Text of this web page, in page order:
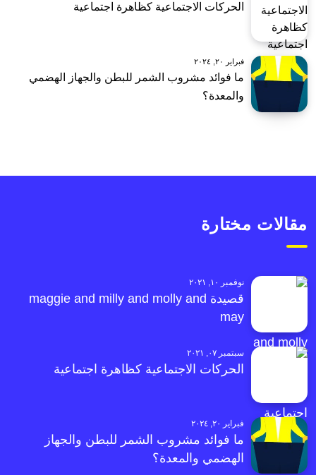
الحركات الاجتماعية كظاهرة اجتماعية
فبراير ٢٠, ٢٠٢٤
ما فوائد مشروب الشمر للبطن والجهاز الهضمي
والمعدة؟
مقالات مختارة
نوفمبر ١٠, ٢٠٢١
قصيدة maggie and milly and molly and
may
سبتمبر ٠٧, ٢٠٢١
الحركات الاجتماعية كظاهرة اجتماعية
فبراير ٢٠, ٢٠٢٤
ما فوائد مشروب الشمر للبطن والجهاز
الهضمي والمعدة؟